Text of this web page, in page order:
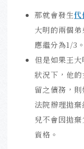
那就會發生代
大明的兩個
應繼分為1/3。
但是如果王
狀況下，他
留之債務，
法院辦理拋
兒不會因拋
資格。